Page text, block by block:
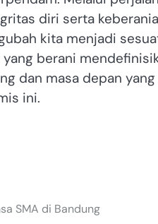
diri serta
kita menjadi
berani
dan masa depan
ini.
SMA di Bandung